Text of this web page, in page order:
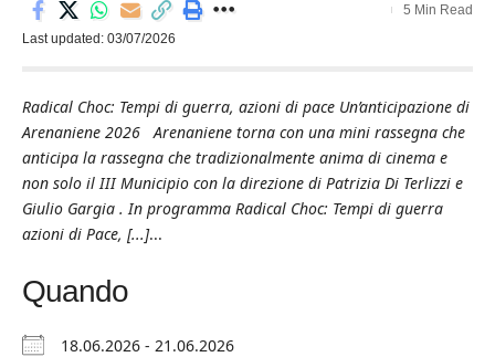
Last updated: 03/07/2026
5 Min Read
Radical Choc: Tempi di guerra, azioni di pace Un’anticipazione di
Arenaniene 2026 Arenaniene torna con una mini rassegna che
anticipa la rassegna che tradizionalmente anima di cinema e
non solo il III Municipio con la direzione di Patrizia Di Terlizzi e
Giulio Gargia . In programma Radical Choc: Tempi di guerra
azioni di Pace, [...]...
Quando
18.06.2026 - 21.06.2026